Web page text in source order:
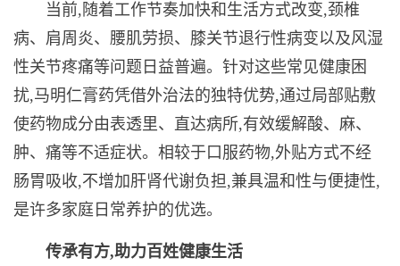
当前,随着工作节奏加快和生活方式改变,颈椎
病、肩周炎、腰肌劳损、膝关节退行性病变以及风湿
性关节疼痛等问题日益普遍。针对这些常见健康困
扰,马明仁膏药凭借外治法的独特优势,通过局部贴敷
使药物成分由表透里、直达病所,有效缓解酸、麻、
肿、痛等不适症状。相较于口服药物,外贴方式不经
肠胃吸收,不增加肝肾代谢负担,兼具温和性与便捷性,
是许多家庭日常养护的优选。
传承有方,助力百姓健康生活